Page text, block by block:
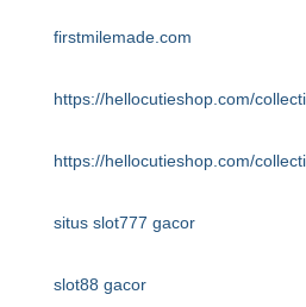
firstmilemade.com
https://hellocutieshop.com/
https://hellocutieshop.com/
situs slot777 gacor
slot88 gacor